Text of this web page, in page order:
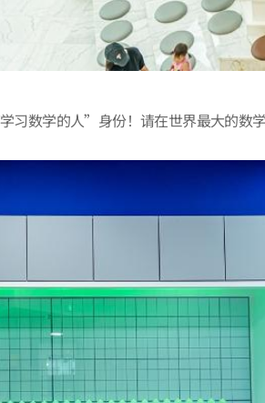
习数学的人”身份！请在世界最大的数